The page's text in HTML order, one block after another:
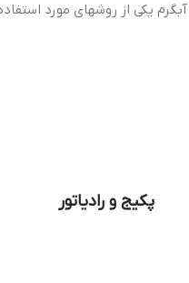
یکی از روشهای مورد
پکیج و رادیاتور